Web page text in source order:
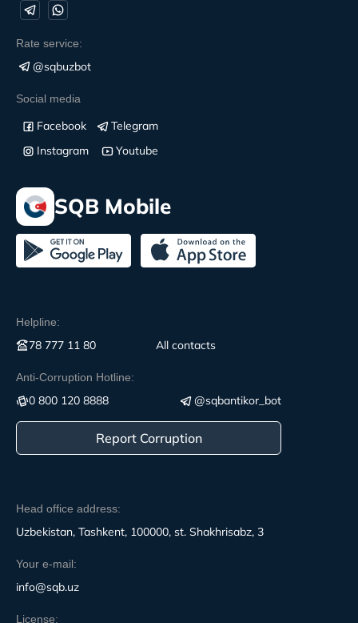
Head office address:
Uzbekistan, Tashkent, 100000, st. Shakhrisabz, 3
Your e-mail:
info@sqb.uz
License:
Rate service:
@sqbuzbot
Social media
Facebook
Telegram
Instagram
Youtube
SQB Mobile
Helpline:
78 777 11 80 All contacts
Anti-Corruption Hotline:
0 800 120 8888 @sqbantikor_bot
Report Corruption